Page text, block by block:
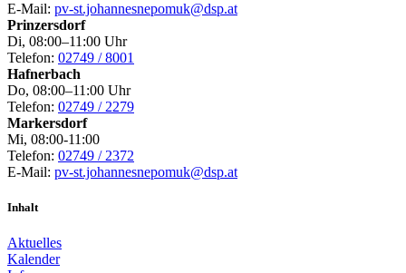
E-Mail: pv-st.johannesnepomuk@dsp.at
Prinzersdorf
Di, 08:00–11:00 Uhr
Telefon: 02749 / 8001
Hafnerbach
Do, 08:00–11:00 Uhr
Telefon: 02749 / 2279
Markersdorf
Mi, 08:00-11:00
Telefon: 02749 / 2372
E-Mail: pv-st.johannesnepomuk@dsp.at
Inhalt
Aktuelles
Kalender